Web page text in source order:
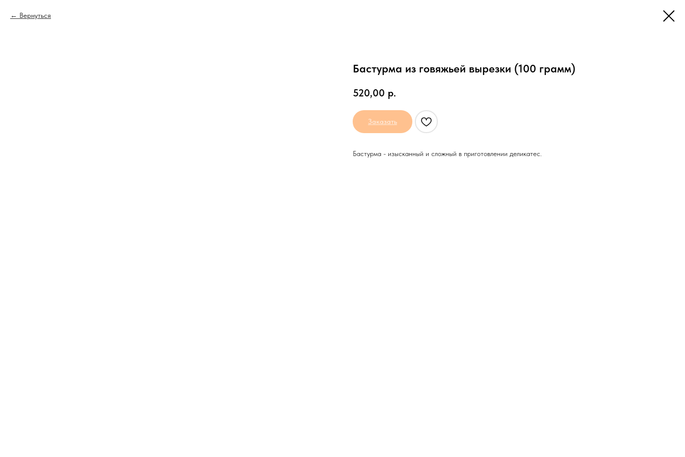
Вернуться
Бастурма из говяжьей вырезки (100 грамм)
520,00 р.
Заказать
Бастурма - изысканный и сложный в приготовлении деликатес.